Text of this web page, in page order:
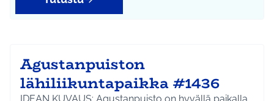
Agustanpuiston
lähiliikuntapaikka #1436